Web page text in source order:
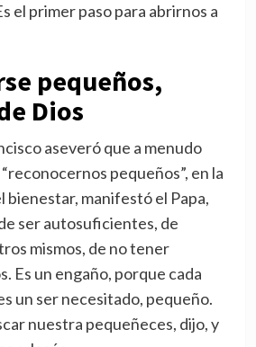
el primer paso para abrirnos a
pequeños,
Dios
aseveró que a menudo
pequeños”, en la
bienestar, manifestó el Papa,
ser autosuficientes, de
mismos, de no tener
Es un engaño, porque cada
un ser necesitado, pequeño.
nuestra pequeñeces, dijo, y